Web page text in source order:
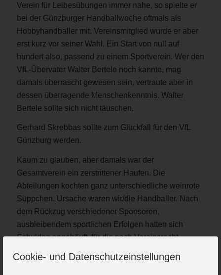
Cookie- und Datenschutzeinstellungen
Verein für Leibesübungen immer nahe, so spielte er
bei der Günzburger Handballwoche oftmals als
Hobbyhandballer mit. Vereinsmitglied wurde er aber
erst kurz vor seiner Wahl. Ein Start von null auf
hundert also, passend zu einem Sportverein. Wer den
VfL-Übervater Walter Bertele noch kannte, mag
damals überrascht gewesen sein, vertraute aber in
dessen überragende Menschenkenntnis. Walter
Bertele sollte sich nicht täuschen.
Gerhard Skrebbas sollte zum Glückfall für den VfL
Günzburg werden.
Kaum zu glauben, aber damals war der
Gesamtverein ein zerstrittener Haufen. Die
Abteilungen kochten ganz unterschiedliche weinrote
Süppchen. Ursache waren wir/die Handballer. Nach
dem Rückzug verschiedener Sponsoren,
ausbleibendem sportlichen Erfolgen hatten sich
Schulden angehäuft, für die nach Vereinsrecht
genommen wurde. Misstrauen herrschte, die